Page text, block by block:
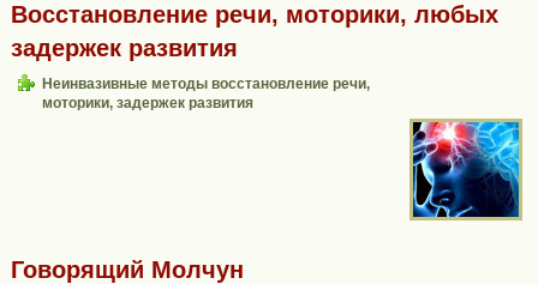
Восстановление речи, моторики, любых
задержек развития
Неинвазивные методы восстановление речи,
моторики, задержек развития
Говорящий Молчун